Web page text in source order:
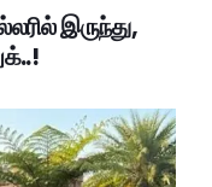
இருந்து,